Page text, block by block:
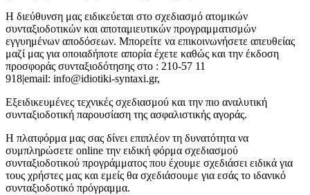
H διεύθυνση μας ειδικεύεται στο σχεδιασμό ατομικών
συνταξιοδοτικών και αποταμιευτικών προγραμματισμών
εγγυημένων αποδόσεων. Μπορείτε να επικοινωνήσετε απευθείας
μαζί μας για οποιαδήποτε απορία έχετε καθώς και την έκδοση
προσφοράς συνταξιοδότησης στο : 210-57 11
918|email: info@idiotiki-syntaxi.gr,
Εξειδικευμένες τεχνικές σχεδιασμού και την πιο αναλυτική
συνταξιοδοτική παρουσίαση της ασφαλιστικής αγοράς.
Η πλατφόρμα μας σας δίνει επιπλέον τη δυνατότητα να
συμπληρώσετε online την ειδική φόρμα σχεδιασμού
συνταξιοδοτικού προγράμματος που έχουμε σχεδιάσει ειδικά για
τους χρήστες μας και εμείς θα σχεδιάσουμε για εσάς το ιδανικό
συνταξιοδοτικό πρόγραμμα.